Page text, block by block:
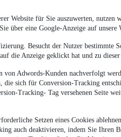
Website für Sie auszuwerten, nutzen
über eine Google-Anzeige auf unsere
Besucht der Nutzer bestimmte
die Anzeige geklickt hat und zu
von Adwords-Kunden nachverfolgt
sich für Conversion-Tracking
Tracking- Tag versehenen Seite
Setzen eines Cookies
auch deaktivieren, indem Sie Ihren